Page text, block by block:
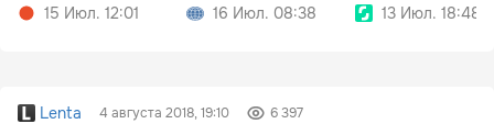
Золотым»
15 Июл. 12:01
16 Июл. 08:38
13 Июл. 18:48
Lenta 4 августа 2018, 19:10 6 397